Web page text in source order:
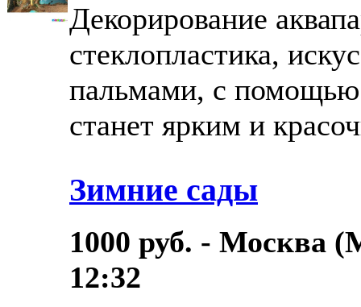
Декорирование
стеклопластика,
пальмами, с помощью
станет ярким и
Зимние сады
1000 руб. - Москва
12:32